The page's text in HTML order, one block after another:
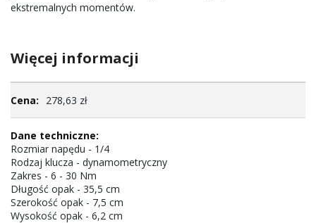
ekstremalnych momentów.
Więcej informacji
informacji278,63 zł
Rozmiar napędu - 1/4
Rodzaj klucza - dynamometryczny
Zakres - 6 - 30 Nm
Długość opak - 35,5 cm
Szerokość opak - 7,5 cm
Wysokość opak - 6,2 cm